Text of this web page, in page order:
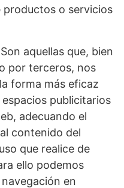
o servicios
aquellas que, bien
por terceros, nos
forma más eficaz
publicitarios
adecuando el
contenido del
que realice de
ello podemos
en